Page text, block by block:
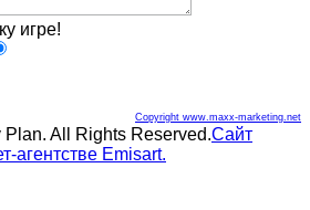
игре!
Copyright www.maxx-marketing.net
All Rights Reserved.Сайт
агентстве Emisart.